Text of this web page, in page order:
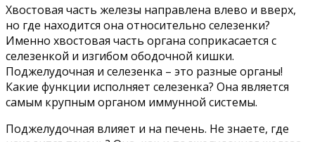
Хвостовая часть железы направлена влево и вверх,
но где находится она относительно селезенки?
Именно хвостовая часть органа соприкасается с
селезенкой и изгибом ободочной кишки.
Поджелудочная и селезенка – это разные органы!
Какие функции исполняет селезенка? Она является
самым крупным органом иммунной системы.
Поджелудочная влияет и на печень. Не знаете, где